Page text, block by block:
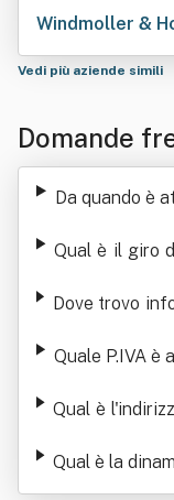
Windmoller &
Vedi più aziende simili
Domande
ca Italiana
Da quando è
Qual è il giro
Dove trovo
Quale P.IVA è
Qual è
Qual è la
aliana Spa